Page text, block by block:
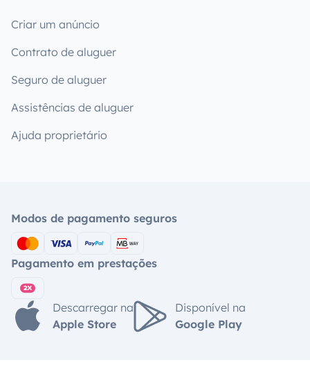
Criar um anúncio
Contrato de aluguer
Seguro de aluguer
Assistências de aluguer
Ajuda proprietário
Modos de pagamento seguros
Pagamento em prestações
Descarregar na
Apple Store
Disponível na
Google Play